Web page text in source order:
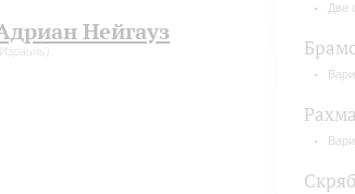
Нейгауз
(Израиль)
Две